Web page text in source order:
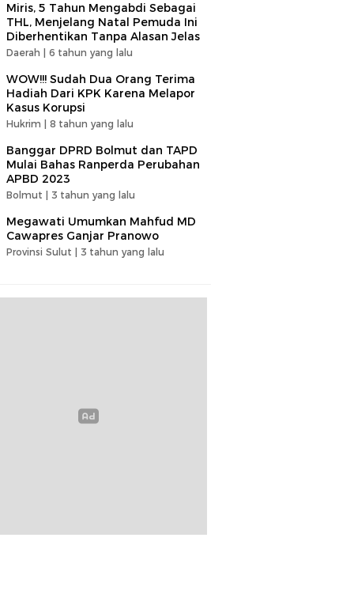
Miris, 5 Tahun Mengabdi Sebagai
THL, Menjelang Natal Pemuda Ini
Diberhentikan Tanpa Alasan Jelas
Daerah | 6 tahun yang lalu
WOW!!! Sudah Dua Orang Terima
Hadiah Dari KPK Karena Melapor
Kasus Korupsi
Hukrim | 8 tahun yang lalu
Banggar DPRD Bolmut dan TAPD
Mulai Bahas Ranperda Perubahan
APBD 2023
Bolmut | 3 tahun yang lalu
Megawati Umumkan Mahfud MD
Cawapres Ganjar Pranowo
Provinsi Sulut | 3 tahun yang lalu